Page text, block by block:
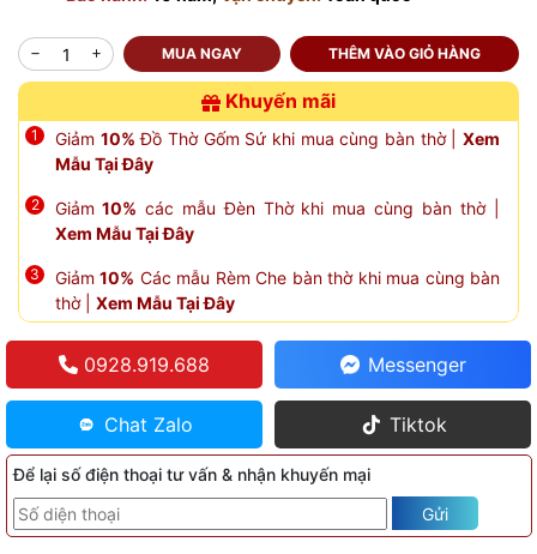
MUA NGAY THÊM VÀO GIỎ HÀNG
Khuyến mãi
Giảm 10% Đồ Thờ Gốm Sứ khi mua cùng bàn thờ |Xem
Mẫu Tại Đây
Giảm 10% các mẫu Đèn Thờ khi mua cùng bàn thờ |
Xem Mẫu Tại Đây
Giảm10% Các mẫu Rèm Che bàn thờ khi mua cùng bàn
thờ | Xem Mẫu Tại Đây
0928.919.688 Messenger
Chat Zalo Tiktok
Để lại số điện thoại tư vấn & nhận khuyến mại
Gửi